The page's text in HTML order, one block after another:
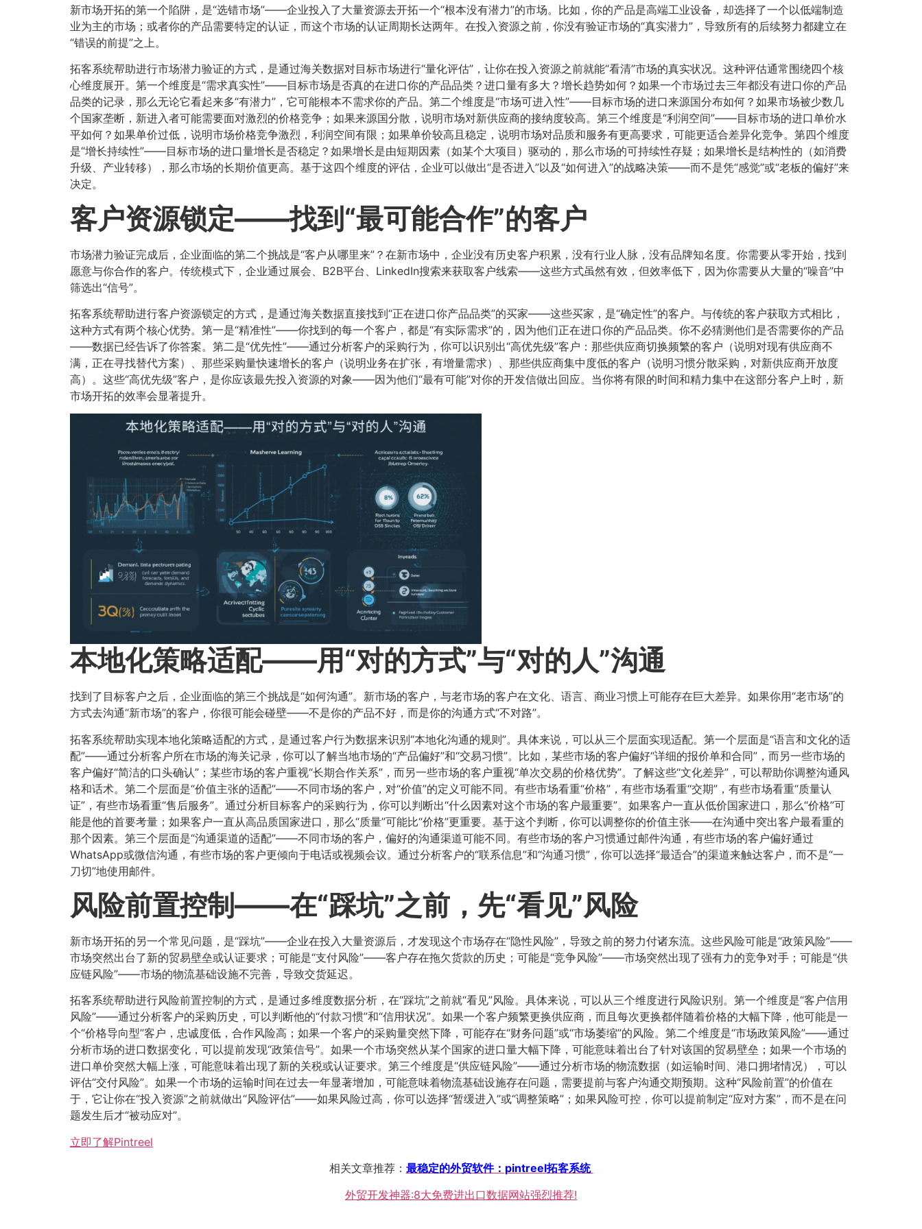
新市场开拓的第一个陷阱，是“选错市场”——企业投入了大量资源去开拓一个“根本没有潜力”的市场。比如，你的产品是高端工业设备，却选择了一个以低端制造
业为主的市场；或者你的产品需要特定的认证，而这个市场的认证周期长达两年。在投入资源之前，你没有验证市场的“真实潜力”，导致所有的后续努力都建立在
“错误的前提”之上。
拓客系统帮助进行市场潜力验证的方式，是通过海关数据对目标市场进行“量化评估”，让你在投入资源之前就能“看清”市场的真实状况。这种评估通常围绕四个核
心维度展开。第一个维度是“需求真实性”——目标市场是否真的在进口你的产品品类？进口量有多大？增长趋势如何？如果一个市场过去三年都没有进口你的产品
品类的记录，那么无论它看起来多“有潜力”，它可能根本不需求你的产品。第二个维度是“市场可进入性”——目标市场的进口来源国分布如何？如果市场被少数几
个国家垄断，新进入者可能需要面对激烈的价格竞争；如果来源国分散，说明市场对新供应商的接纳度较高。第三个维度是“利润空间”——目标市场的进口单价水
平如何？如果单价过低，说明市场价格竞争激烈，利润空间有限；如果单价较高且稳定，说明市场对品质和服务有更高要求，可能更适合差异化竞争。第四个维度
是“增长持续性”——目标市场的进口量增长是否稳定？如果增长是由短期因素（如某个大项目）驱动的，那么市场的可持续性存疑；如果增长是结构性的（如消费
升级、产业转移），那么市场的长期价值更高。基于这四个维度的评估，企业可以做出“是否进入”以及“如何进入”的战略决策——而不是凭“感觉”或“老板的偏好”来
决定。
客户资源锁定——找到“最可能合作”的客户
市场潜力验证完成后，企业面临的第二个挑战是“客户从哪里来”？在新市场中，企业没有历史客户积累，没有行业人脉，没有品牌知名度。你需要从零开始，找到
愿意与你合作的客户。传统模式下，企业通过展会、B2B平台、LinkedIn搜索来获取客户线索——这些方式虽然有效，但效率低下，因为你需要从大量的“噪音”中
筛选出“信号”。
拓客系统帮助进行客户资源锁定的方式，是通过海关数据直接找到“正在进口你产品品类”的买家——这些买家，是“确定性”的客户。与传统的客户获取方式相比，
这种方式有两个核心优势。第一是“精准性”——你找到的每一个客户，都是“有实际需求”的，因为他们正在进口你的产品品类。你不必猜测他们是否需要你的产品
——数据已经告诉了你答案。第二是“优先性”——通过分析客户的采购行为，你可以识别出“高优先级”客户：那些供应商切换频繁的客户（说明对现有供应商不
满，正在寻找替代方案）、那些采购量快速增长的客户（说明业务在扩张，有增量需求）、那些供应商集中度低的客户（说明习惯分散采购，对新供应商开放度
高）。这些“高优先级”客户，是你应该最先投入资源的对象——因为他们“最有可能”对你的开发信做出回应。当你将有限的时间和精力集中在这部分客户上时，新
市场开拓的效率会显著提升。
本地化策略适配——用“对的方式”与“对的人”沟通
找到了目标客户之后，企业面临的第三个挑战是“如何沟通”。新市场的客户，与老市场的客户在文化、语言、商业习惯上可能存在巨大差异。如果你用“老市场”的
方式去沟通“新市场”的客户，你很可能会碰壁——不是你的产品不好，而是你的沟通方式“不对路”。
拓客系统帮助实现本地化策略适配的方式，是通过客户行为数据来识别“本地化沟通的规则”。具体来说，可以从三个层面实现适配。第一个层面是“语言和文化的适
配”——通过分析客户所在市场的海关记录，你可以了解当地市场的“产品偏好”和“交易习惯”。比如，某些市场的客户偏好“详细的报价单和合同”，而另一些市场的
客户偏好“简洁的口头确认”；某些市场的客户重视“长期合作关系”，而另一些市场的客户重视“单次交易的价格优势”。了解这些“文化差异”，可以帮助你调整沟通风
格和话术。第二个层面是“价值主张的适配”——不同市场的客户，对“价值”的定义可能不同。有些市场看重“价格”，有些市场看重“交期”，有些市场看重“质量认
证”，有些市场看重“售后服务”。通过分析目标客户的采购行为，你可以判断出“什么因素对这个市场的客户最重要”。如果客户一直从低价国家进口，那么“价格”可
能是他的首要考量；如果客户一直从高品质国家进口，那么“质量”可能比“价格”更重要。基于这个判断，你可以调整你的价值主张——在沟通中突出客户最看重的
那个因素。第三个层面是“沟通渠道的适配”——不同市场的客户，偏好的沟通渠道可能不同。有些市场的客户习惯通过邮件沟通，有些市场的客户偏好通过
WhatsApp或微信沟通，有些市场的客户更倾向于电话或视频会议。通过分析客户的“联系信息”和“沟通习惯”，你可以选择“最适合”的渠道来触达客户，而不是“一
刀切”地使用邮件。
风险前置控制——在“踩坑”之前，先“看见”风险
新市场开拓的另一个常见问题，是“踩坑”——企业在投入大量资源后，才发现这个市场存在“隐性风险”，导致之前的努力付诸东流。这些风险可能是“政策风险”——
市场突然出台了新的贸易壁垒或认证要求；可能是“支付风险”——客户存在拖欠货款的历史；可能是“竞争风险”——市场突然出现了强有力的竞争对手；可能是“供
应链风险”——市场的物流基础设施不完善，导致交货延迟。
拓客系统帮助进行风险前置控制的方式，是通过多维度数据分析，在“踩坑”之前就“看见”风险。具体来说，可以从三个维度进行风险识别。第一个维度是“客户信用
风险”——通过分析客户的采购历史，可以判断他的“付款习惯”和“信用状况”。如果一个客户频繁更换供应商，而且每次更换都伴随着价格的大幅下降，他可能是一
个“价格导向型”客户，忠诚度低，合作风险高；如果一个客户的采购量突然下降，可能存在“财务问题”或“市场萎缩”的风险。第二个维度是“市场政策风险”——通过
分析市场的进口数据变化，可以提前发现“政策信号”。如果一个市场突然从某个国家的进口量大幅下降，可能意味着出台了针对该国的贸易壁垒；如果一个市场的
进口单价突然大幅上涨，可能意味着出现了新的关税或认证要求。第三个维度是“供应链风险”——通过分析市场的物流数据（如运输时间、港口拥堵情况），可以
评估“交付风险”。如果一个市场的运输时间在过去一年显著增加，可能意味着物流基础设施存在问题，需要提前与客户沟通交期预期。这种“风险前置”的价值在
于，它让你在“投入资源”之前就做出“风险评估”——如果风险过高，你可以选择“暂缓进入”或“调整策略”；如果风险可控，你可以提前制定“应对方案”，而不是在问
题发生后才“被动应对”。
立即了解Pintreel
相关文章推荐： 最稳定的外贸软件：pintreel拓客系统
外贸开发神器:8大免费进出口数据网站强烈推荐!